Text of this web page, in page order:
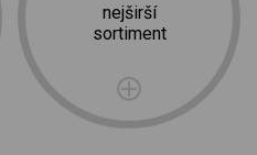
nejširší
sortiment